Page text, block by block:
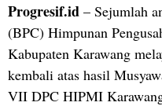
Progresif.id – Sejumlah
(BPC) Himpunan
Kabupaten Karawang
kembali atas hasil
VII DPC HIPMI